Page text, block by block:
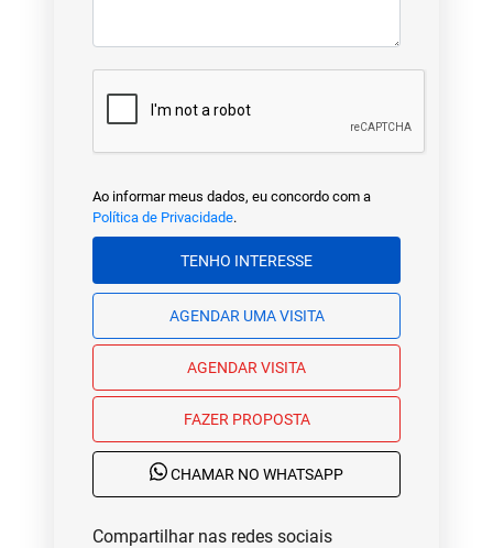
Ao informar meus dados, eu concordo com a
Política de Privacidade.
TENHO INTERESSE
AGENDAR UMA VISITA
AGENDAR VISITA
FAZER PROPOSTA
CHAMAR NO WHATSAPP
Compartilhar nas redes sociais